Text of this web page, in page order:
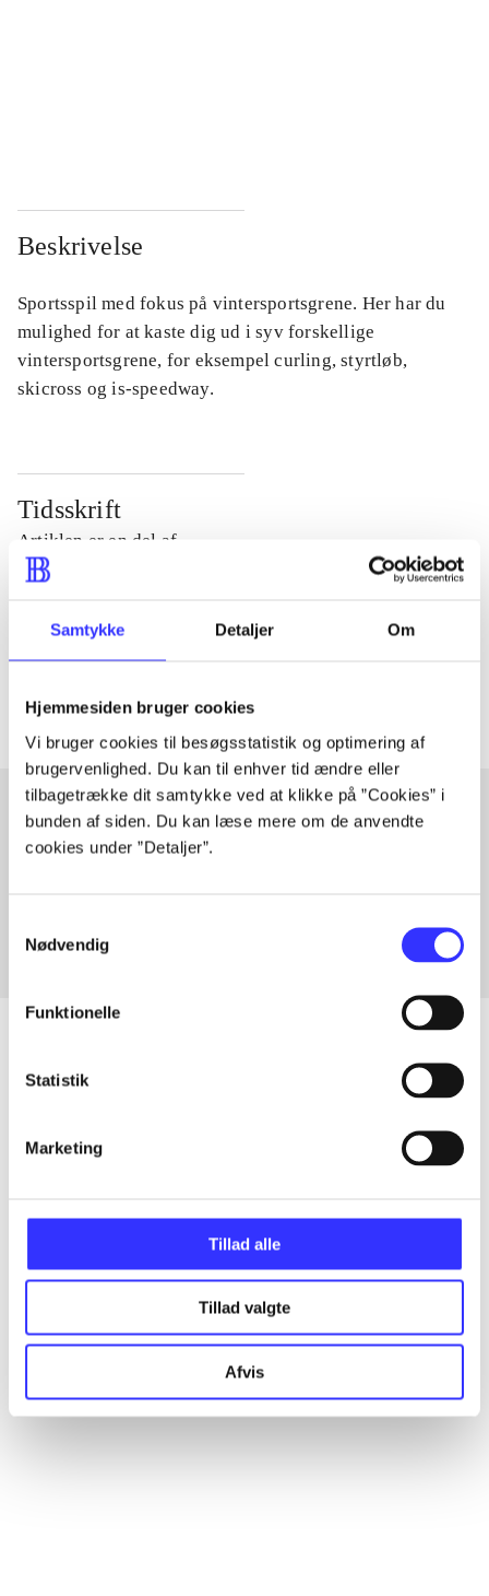
Samtykke Detaljer Om
Hjemmesiden bruger cookies
Vi bruger cookies til besøgsstatistik og optimering af
brugervenlighed. Du kan til enhver tid ændre eller
tilbagetrække dit samtykke ved at klikke på ”Cookies” i
bunden af siden. Du kan læse mere om de anvendte
cookies under ”Detaljer”.
Nødvendig
Funktionelle
Statistik
Marketing
Tillad alle
Tillad valgte
Afvis
Beskrivelse
Sportsspil med fokus på vintersportsgrene. Her har du
mulighed for at kaste dig ud i syv forskellige
vintersportsgrene, for eksempel curling, styrtløb,
skicross og is-speedway.
Tidsskrift
Artiklen er en del af
Tidsskrift
Artiklerne i handler ofte om
Artikler med samme emner
...
...